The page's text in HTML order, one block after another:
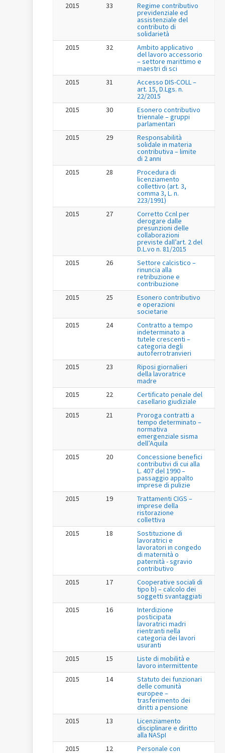
2015
33 Regime contributivo
previdenziale ed
assistenziale del
contributo di
solidarietà
2015
32 Ambito applicativo
del lavoro accessorio
– settore marittimo e
maestri di sci
2015
31 Accesso DIS-COLL –
art. 15, D.Lgs. n.
22/2015
2015
30 Esonero contributivo
triennale – gruppi
parlamentari
2015
29 Responsabilità
solidale in materia
contributiva – limite
di 2 anni
2015
28 Procedura di
licenziamento
collettivo (art. 3,
comma 3, L. n.
223/1991)
2015
27 Corretto Ccnl per
derogare dalle
presunzioni delle
collaborazioni
previste dall’art. 2 del
D.L.vo n. 81/2015
2015
26 Settore calcistico –
rinuncia alla
retribuzione e
contribuzione
2015
25 Esonero contributivo
e operazioni
societarie
2015
24 Contratto a tempo
indeterminato a
tutele crescenti –
categoria degli
autoferrotranvieri
2015
23 Riposi giornalieri
della lavoratrice
madre
2015
22 Certificato penale del
casellario giudiziale
2015
21 Proroga contratti a
tempo determinato –
normativa
emergenziale sisma
dell’Aquila
2015
20 Concessione benefici
contributivi di cui alla
L. 407 del 1990 –
passaggio appalto
imprese di pulizie
2015
19 Trattamenti CIGS –
imprese della
ristorazione
collettiva
2015
18 Sostituzione di
lavoratrici e
lavoratori in congedo
di maternità o
paternità - sgravio
contributivo
2015
17 Cooperative sociali di
tipo b) – calcolo dei
soggetti svantaggiati
2015
16 Interdizione
posticipata
lavoratrici madri
rientranti nella
categoria dei lavori
usuranti
2015
15 Liste di mobilità e
lavoro intermittente
2015
14 Statuto dei funzionari
delle comunità
europee –
trasferimento dei
diritti a pensione
2015
13 Licenziamento
disciplinare e diritto
alla NASpI
2015
12 Personale con